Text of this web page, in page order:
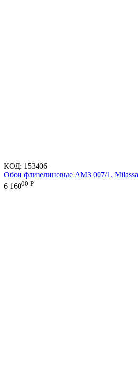
КОД: 153406
Обои флизелиновые AM3 007/1, Milassa
6 16000 Р